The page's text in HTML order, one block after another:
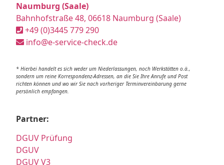
Naumburg (Saale)
Bahnhofstraße 48, 06618 Naumburg (Saale)
+49 (0)3445 779 290
info@e-service-check.de
* Hierbei handelt es sich weder um Niederlassungen, noch Werkstätten o.ä.,
sondern um reine Korrespondenz-Adressen, an die Sie Ihre Anrufe und Post
richten können und wo wir Sie nach vorheriger Terminvereinbarung gerne
persönlich empfangen.
Partner:
DGUV Prüfung
DGUV
DGUV V3